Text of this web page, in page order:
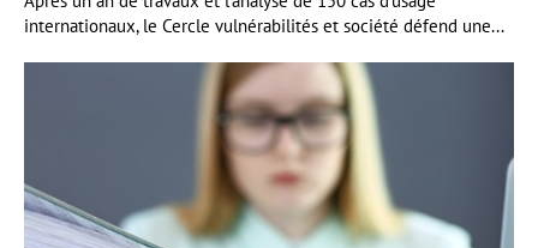
internationaux, le Cercle vulnérabilités et société défend une...